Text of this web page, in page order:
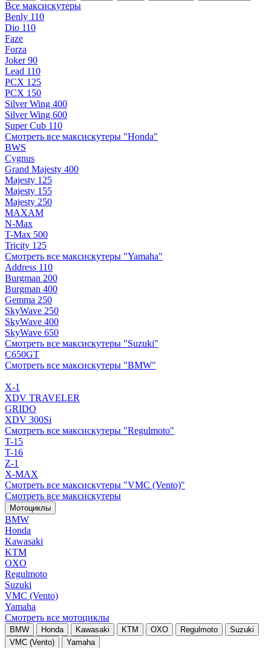
Все максискутеры
Benly 110
Dio 110
Faze
Forza
Joker 90
Lead 110
PCX 125
PCX 150
Silver Wing 400
Silver Wing 600
Super Cub 110
Смотреть все максискутеры "Honda"
BWS
Cygnus
Grand Majesty 400
Majesty 125
Majesty 155
Majesty 250
MAXAM
N-Max
T-Max 500
Tricity 125
Смотреть все максискутеры "Yamaha"
Address 110
Burgman 200
Burgman 400
Gemma 250
SkyWave 250
SkyWave 400
SkyWave 650
Смотреть все максискутеры "Suzuki"
C650GT
Смотреть все максискутеры "BMW"
X-1
XDV TRAVELER
GRIDO
XDV 300Si
Смотреть все максискутеры "Regulmoto"
T-15
T-16
Z-1
X-MAX
Смотреть все максискутеры "VMC (Vento)"
Смотреть все максискутеры
Мотоциклы
BMW
Honda
Kawasaki
KTM
OXO
Regulmoto
Suzuki
VMC (Vento)
Yamaha
Смотреть все мотоциклы
BMW Honda Kawasaki KTM OXO Regulmoto
Suzuki
VMC (Vento)
Yamaha